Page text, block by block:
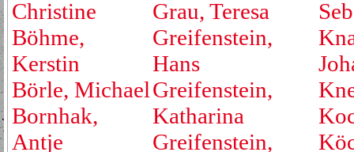
Christine
Böhme,
Kerstin
Börle, Michael
Bornhak,
Antje
Grau, Teresa
Greifenstein,
Hans
Greifenstein,
Katharina
Greifenstein,